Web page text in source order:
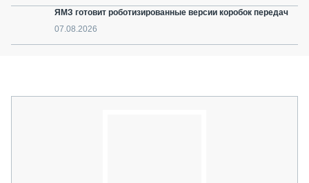
ЯМЗ готовит роботизированные версии коробок передач
07.08.2026